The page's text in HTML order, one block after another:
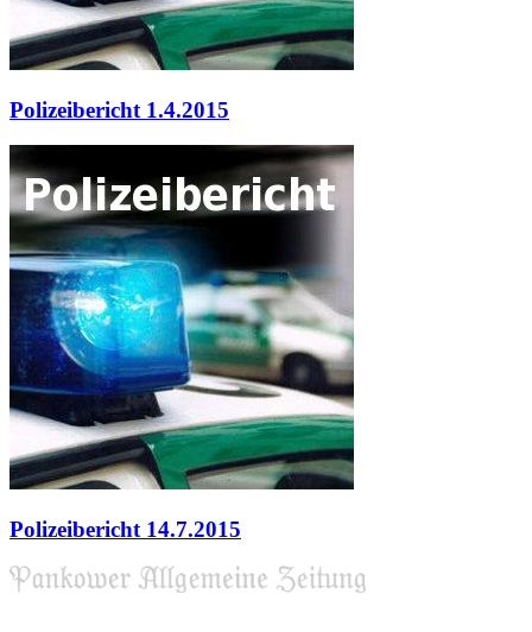
Polizeibericht 1.4.2015
Polizeibericht 14.7.2015